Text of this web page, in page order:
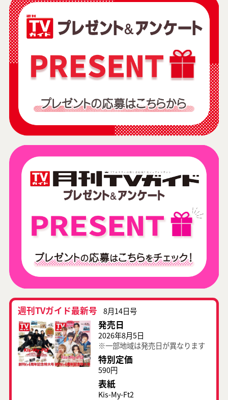
週刊TVガイド最新号 8月14日号
発売日
2026年8月5日
※一部地域は発売日が異なります
特別定価
590円
表紙
Kis-My-Ft2